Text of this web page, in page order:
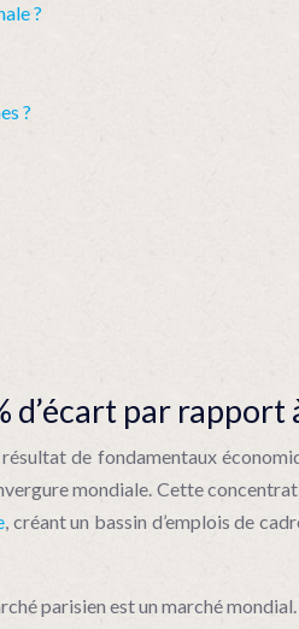
?
?
par rapport
de fondamentaux
mondiale. Cette
, créant un bassin d’emplois de
parisien est un marché